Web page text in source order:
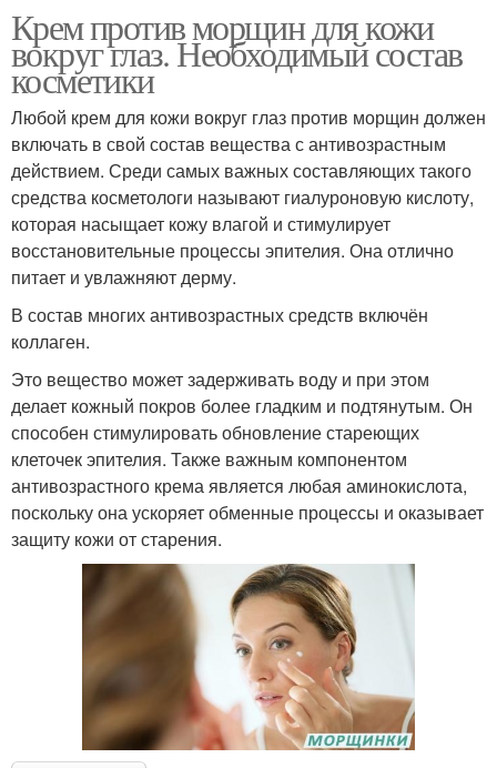
Крем против морщин для кожи
вокруг глаз. Необходимый состав
косметики
Любой крем для кожи вокруг глаз против морщин должен
включать в свой состав вещества с антивозрастным
действием. Среди самых важных составляющих такого
средства косметологи называют гиалуроновую кислоту,
которая насыщает кожу влагой и стимулирует
восстановительные процессы эпителия. Она отлично
питает и увлажняют дерму.
В состав многих антивозрастных средств включён
коллаген.
Это вещество может задерживать воду и при этом
делает кожный покров более гладким и подтянутым. Он
способен стимулировать обновление стареющих
клеточек эпителия. Также важным компонентом
антивозрастного крема является любая аминокислота,
поскольку она ускоряет обменные процессы и оказывает
защиту кожи от старения.